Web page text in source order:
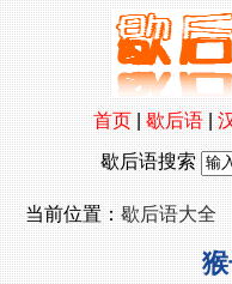
首页|歇后语|
歇后语搜索
当前位置：歇后语大全